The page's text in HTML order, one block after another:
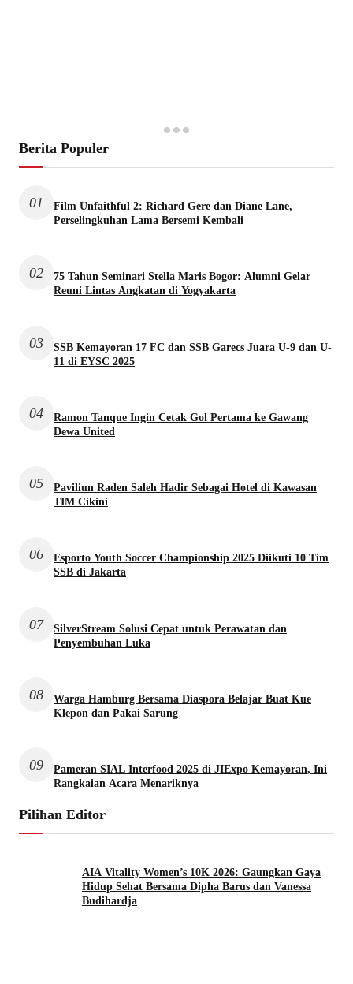
Berita Populer
01
Film Unfaithful 2: Richard Gere dan Diane Lane,
Perselingkuhan Lama Bersemi Kembali
02
75 Tahun Seminari Stella Maris Bogor: Alumni Gelar
Reuni Lintas Angkatan di Yogyakarta
03
SSB Kemayoran 17 FC dan SSB Garecs Juara U-9 dan U-
11 di EYSC 2025
04
Ramon Tanque Ingin Cetak Gol Pertama ke Gawang
Dewa United
05
Paviliun Raden Saleh Hadir Sebagai Hotel di Kawasan
TIM Cikini
06
Esporto Youth Soccer Championship 2025 Diikuti 10 Tim
SSB di Jakarta
07
SilverStream Solusi Cepat untuk Perawatan dan
Penyembuhan Luka
08
Warga Hamburg Bersama Diaspora Belajar Buat Kue
Klepon dan Pakai Sarung
09
Pameran SIAL Interfood 2025 di JIExpo Kemayoran, Ini
Rangkaian Acara Menariknya
Pilihan Editor
AIA Vitality Women’s 10K 2026: Gaungkan Gaya
Hidup Sehat Bersama Dipha Barus dan Vanessa
Budihardja